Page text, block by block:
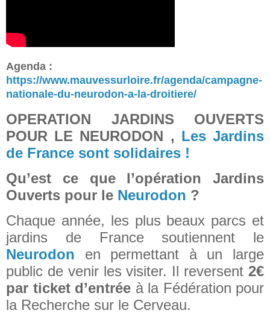
Agenda :
https://www.mauvessurloire.fr/agenda/campagne-
nationale-du-neurodon-a-la-droitiere/
OPERATION JARDINS OUVERTS
POUR LE NEURODON , Les Jardins
de France sont solidaires !
Qu’est ce que l’opération Jardins
Ouverts pour le Neurodon ?
Chaque année, les plus beaux parcs et
jardins de France soutiennent le
Neurodon en permettant à un large
public de venir les visiter. Il reversent 2€
par ticket d’entrée à la Fédération pour
la Recherche sur le Cerveau.